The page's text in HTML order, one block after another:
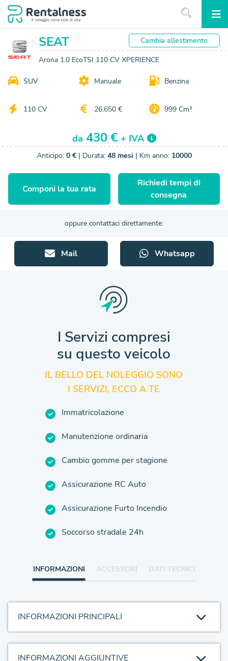
SEAT
Arona 1.0 EcoTSI 110 CV XPERIENCE
Cambiaallestimento
SUV Manuale Benzina
110 CV 26.650 € 999 Cm³
da 430 € + IVA
Anticipo: 0 €| Durata: 48 mesi | Km anno: 10000
Componi la tua rata
Richiedi tempi di
consegna
oppure contattaci direttamente:
Mail Whatsapp
I Servizi compresi
su questo veicolo
IL BELLO DEL NOLEGGIO SONO
I SERVIZI, ECCO A TE
Immatricolazione
Manutenzione ordinaria
Cambio gomme per stagione
Assicurazione RC Auto
Assicurazione Furto Incendio
Soccorso stradale 24h
INFORMAZIONI ACCESSORI DATI TECNICI
INFORMAZIONI PRINCIPALI
INFORMAZIONI AGGIUNTIVE